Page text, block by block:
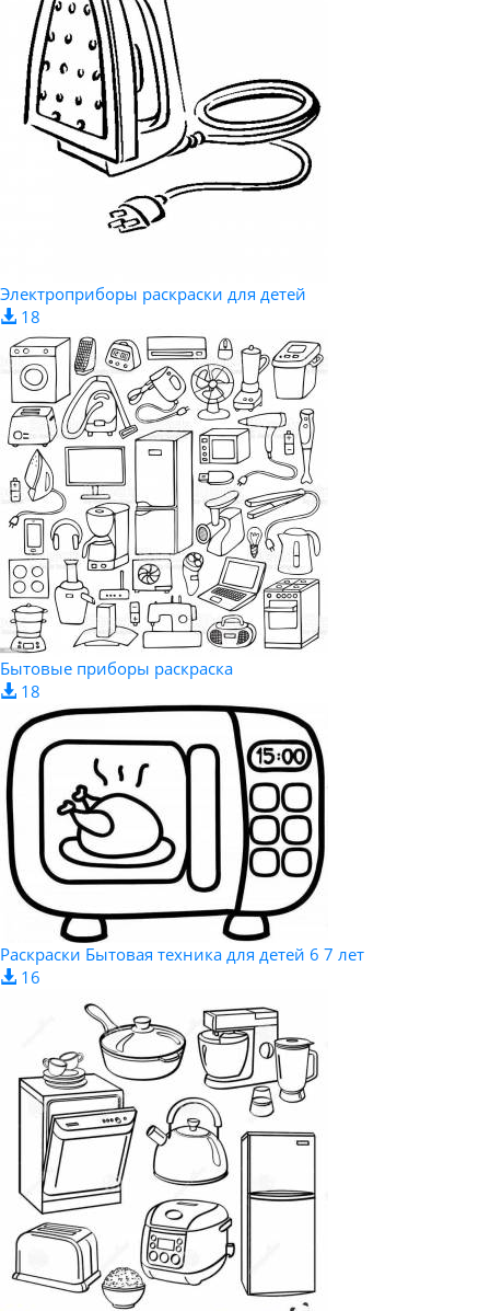
Электроприборы раскраски для детей
18
Бытовые приборы раскраска
18
Раскраски Бытовая техника для детей 6 7 лет
16